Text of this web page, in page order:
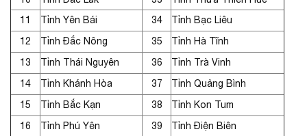
11
Tỉnh Yên Bái 34
Tỉnh Bạc Liêu
12
Tỉnh Đắc Nông 35
Tỉnh Hà Tĩnh
13
Tỉnh Thái Nguyên 36
Tỉnh Trà Vinh
14
Tỉnh Khánh Hòa 37
Tỉnh Quảng Bình
15
Tỉnh Bắc Kạn 38
Tỉnh Kon Tum
16
Tỉnh Phú Yên 39
Tỉnh Điện Biên